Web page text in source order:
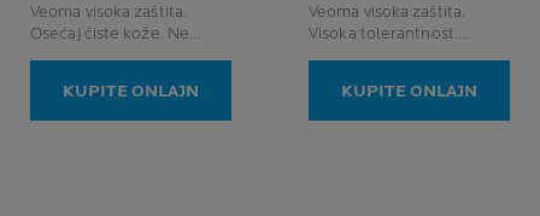
Veoma visoka zaštita.
Osećaj čiste kože. Ne
KUPITE ONLAJN
Veoma visoka zaštita.
Visoka tolerantnost.
KUPITE ONLAJN